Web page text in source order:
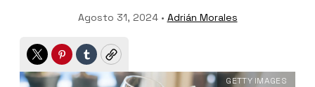
Agosto 31, 2024 • Adrián Morales
TwitterPinterest
TumblrCopy
GETTY IMAGES